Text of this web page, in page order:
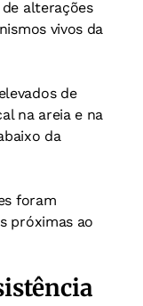
alterações
vivos da
de
na areia e na
da
foram
próximas ao